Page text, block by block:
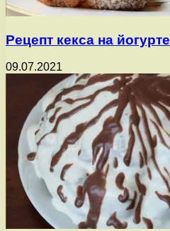
Рецепт кекса на йогурте
09.07.2021